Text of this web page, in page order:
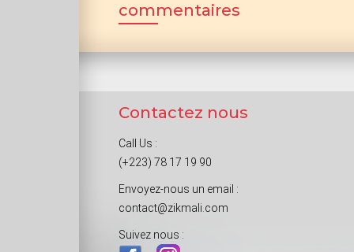
commentaires
Contactez nous
Call Us :
(+223) 78 17 19 90
Envoyez-nous un email :
contact@zikmali.com
Suivez nous :